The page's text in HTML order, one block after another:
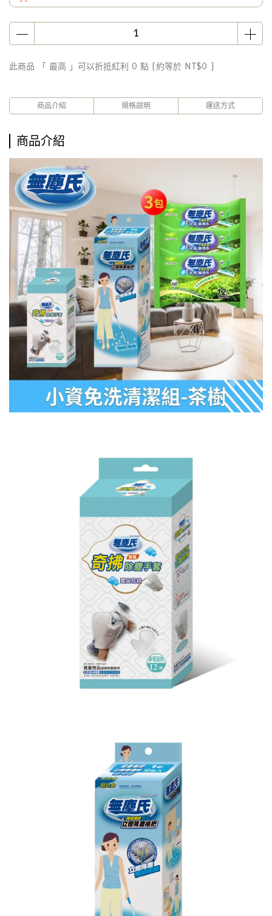
此商品 「 最高 」可以折抵紅利 0 點 (約等於 NT$0 )
商品介紹 規格說明 運送方式
商品介紹